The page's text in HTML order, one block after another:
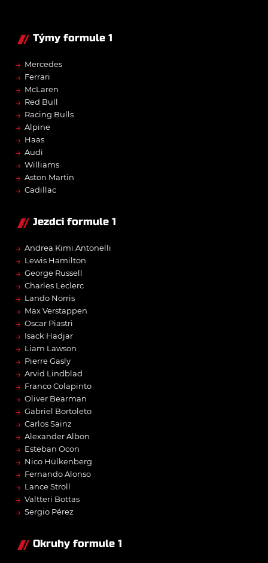
Týmy formule 1
→ Mercedes
→ Ferrari
→ McLaren
→ Red Bull
→ Racing Bulls
→ Alpine
→ Haas
→ Audi
→ Williams
→ Aston Martin
→ Cadillac
Jezdci formule 1
→ Andrea Kimi Antonelli
→ Lewis Hamilton
→ George Russell
→ Charles Leclerc
→ Lando Norris
→ Max Verstappen
→ Oscar Piastri
→ Isack Hadjar
→ Liam Lawson
→ Pierre Gasly
→ Arvid Lindblad
→ Franco Colapinto
→ Oliver Bearman
→ Gabriel Bortoleto
→ Carlos Sainz
→ Alexander Albon
→ Esteban Ocon
→ Nico Hülkenberg
→ Fernando Alonso
→ Lance Stroll
→ Valtteri Bottas
→ Sergio Pérez
Okruhy formule 1